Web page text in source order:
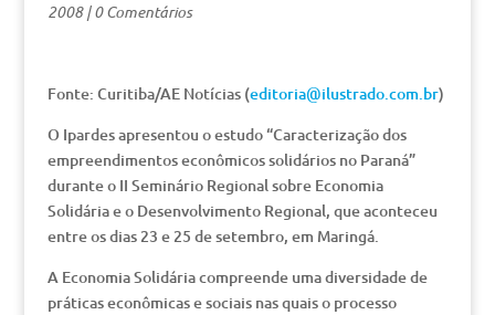
2008|0 Comentários
Fonte: Curitiba/AE Notícias (editoria@ilustrado.com.br)
O Ipardes apresentou o estudo “Caracterização dos
empreendimentos econômicos solidários no Paraná”
durante o II Seminário Regional sobre Economia
Solidária e o Desenvolvimento Regional, que aconteceu
entre os dias 23 e 25 de setembro, em Maringá.
A Economia Solidária compreende uma diversidade de
práticas econômicas e sociais nas quais o processo